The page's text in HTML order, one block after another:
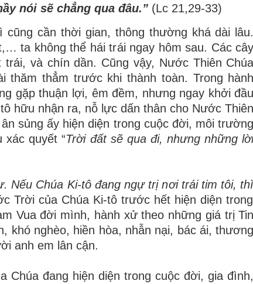
ầy nói sẽ chẳng qua đâu.” (Lc 21,29-33)
ì cũng cần thời gian, thông thường khádài lâu.
… ta không thể hái trái ngay hôm sau. Các cây
trái, vàchín dần. Cũng vậy, Nước Thiên Chúa
i thăm thẳm trước khi thành toàn. Trong hành
ng gặp thuận lợi, êmđềm, nhưng ngay khởiđầu
ôhữu nhận ra, nỗl ực dấn thân cho Nước Thiên
ân sủngấy hiện diện trong cuộc đời, môi trường
xác quyết“Trời đất sẽqua đi, nhưng những lời
. Nếu Chúa Ki-tô đang ngựtrịnơi trái tim tôi, thì
c Trời của Chúa Ki-tô trước hết hiện diện trong
m Vuađời mình, hành xửtheo những giátrị Tin
khónghèo, hiền hòa, nhẫn nại, bác ái, thương
i anh em l ân cận.
a Chúa đang hiện diện trong cuộcđời, giađình,